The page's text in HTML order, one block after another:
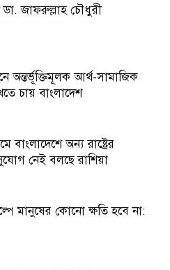
জাফরুল্লাহ চৌধুরী
অন্তর্ভূক্তিমূলক আর্থ-সামাজিক
চায় বাংলাদেশ
বাংলাদেশে অন্য রাষ্ট্রের
নেই বলছে রাশিয়া
মানুষের কোনো ক্ষতি হবে না: